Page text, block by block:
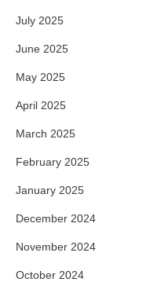
July 2025
June 2025
May 2025
April 2025
March 2025
February 2025
January 2025
December 2024
November 2024
October 2024